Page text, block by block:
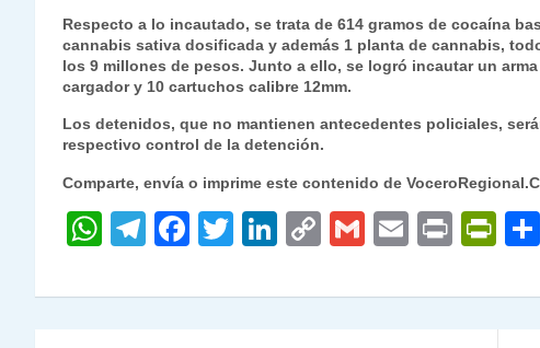
Respecto a lo incautado, se trata de 614 gramos de cocaína
cannabis sativa dosificada y además 1 planta de cannabis,
los 9 millones de pesos. Junto a ello, se logró incautar un
cargador y 10 cartuchos calibre 12mm.
Los detenidos, que no mantienen antecedentes policiales,
respectivo control de la detención.
Comparte, envía o imprime este contenido de
W
at
T
e
F
c
T
itt
Li
k
C
p
G
ai
E
ai
P
nt
P
nt